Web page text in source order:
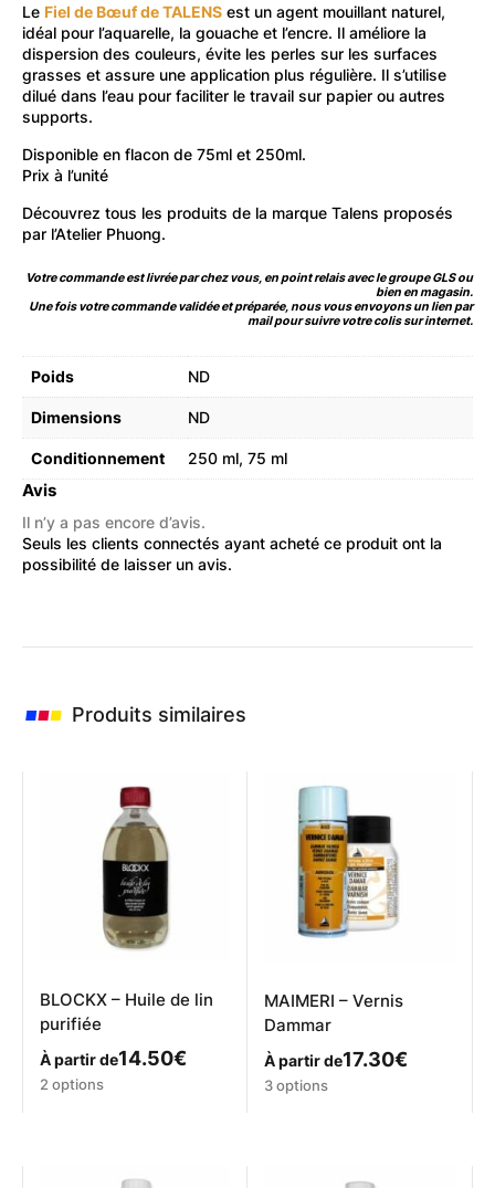
Le Fiel de Bœuf de TALENS est un agent mouillant naturel,
idéal pour l’aquarelle, la gouache et l’encre. Il améliore la
dispersion des couleurs, évite les perles sur les surfaces
grasses et assure une application plus régulière. Il s’utilise
dilué dans l’eau pour faciliter le travail sur papier ou autres
supports.
Disponible en flacon de 75ml et 250ml.
Prix à l’unité
Découvrez tous les produits de la marque Talens proposés
par l’Atelier Phuong.
Votre commande est livrée par chez vous, en point relais avec le groupe GLS ou
bien en magasin.
Une fois votre commande validée et préparée, nous vous envoyons un lien par
mail pour suivre votre colis sur internet.
Poids ND
Dimensions ND
Conditionnement 250 ml, 75 ml
Avis
Il n’y a pas encore d’avis.
Seuls les clients connectés ayant acheté ce produit ont la
possibilité de laisser un avis.
Produits similaires
BLOCKX – Huile de lin
purifiée
À partir de14.50€
Ce
2 options
MAIMERI – Vernis
Dammar
À partir de17.30€
Ce
3 options